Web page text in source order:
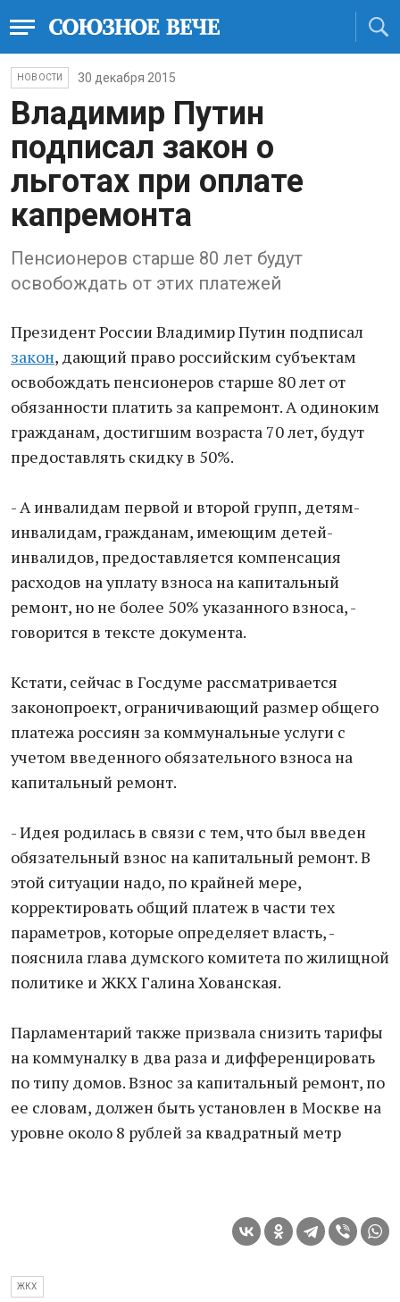
НОВОСТИ 30 декабря 2015
Владимир Путин
подписал закон о
льготах при оплате
капремонта
Пенсионеров старше 80 лет будут
освобождать от этих платежей
Президент России Владимир Путин подписал
закон, дающий право российским субъектам
освобождать пенсионеров старше 80 лет от
обязанности платить за капремонт. А одиноким
гражданам, достигшим возраста 70 лет, будут
предоставлять скидку в 50%.
- А инвалидам первой и второй групп, детям-
инвалидам, гражданам, имеющим детей-
инвалидов, предоставляется компенсация
расходов на уплату взноса на капитальный
ремонт, но не более 50% указанного взноса, -
говорится в тексте документа.
Кстати, сейчас в Госдуме рассматривается
законопроект, ограничивающий размер общего
платежа россиян за коммунальные услуги с
учетом введенного обязательного взноса на
капитальный ремонт.
- Идея родилась в связи с тем, что был введен
обязательный взнос на капитальный ремонт. В
этой ситуации надо, по крайней мере,
корректировать общий платеж в части тех
параметров, которые определяет власть, -
пояснила глава думского комитета по жилищной
политике и ЖКХ Галина Хованская.
Парламентарий также призвала снизить тарифы
на коммуналку в два раза и дифференцировать
по типу домов. Взнос за капитальный ремонт, по
ее словам, должен быть установлен в Москве на
уровне около 8 рублей за квадратный метр
ЖКХ